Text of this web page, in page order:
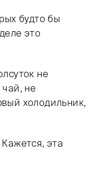
будто бы
это
не
чай, не
холодильник,
эта